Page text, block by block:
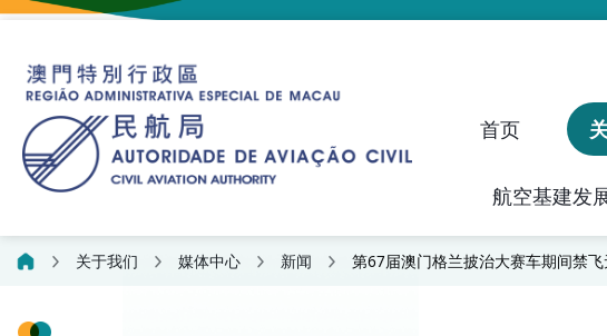
首页
航空基建发
关于我们 媒体中心 新闻 第67届澳门格兰披治大赛车期间禁